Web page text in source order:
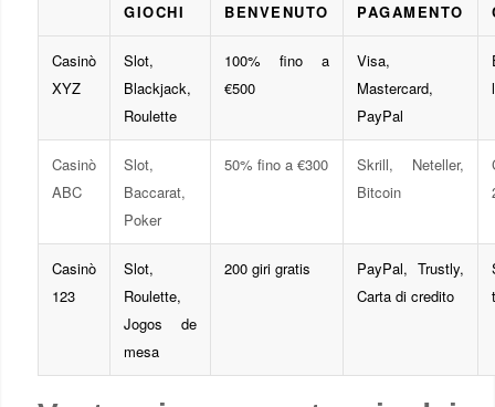
GIOCHI
BENVENUTO
PAGAMENTO
Casinò
XYZ
Slot,
Blackjack,
Roulette
100% fino a
€500
Visa,
Mastercard,
PayPal
Casinò
ABC
Slot,
Baccarat,
Poker
50% fino a €300
Skrill, Neteller,
Bitcoin
Casinò
123
Slot,
Roulette,
Jogos de
mesa
200 giri gratis
PayPal, Trustly,
Carta di credito